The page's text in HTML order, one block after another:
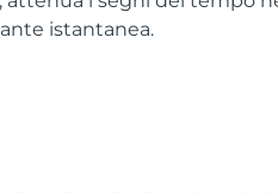
istantanea.